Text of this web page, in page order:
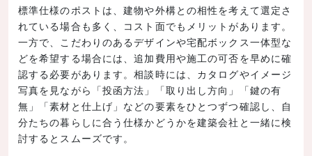
標準仕様のポストは、建物や外構との相性を考えて選定さ
れている場合も多く、コスト面でもメリットがあります。
一方で、こだわりのあるデザインや宅配ボックス一体型な
どを希望する場合には、追加費用や施工の可否を早めに確
認する必要があります。相談時には、カタログやイメージ
写真を見ながら「投函方法」「取り出し方向」「鍵の有
無」「素材と仕上げ」などの要素をひとつずつ確認し、自
分たちの暮らしに合う仕様かどうかを建築会社と一緒に検
討するとスムーズです。